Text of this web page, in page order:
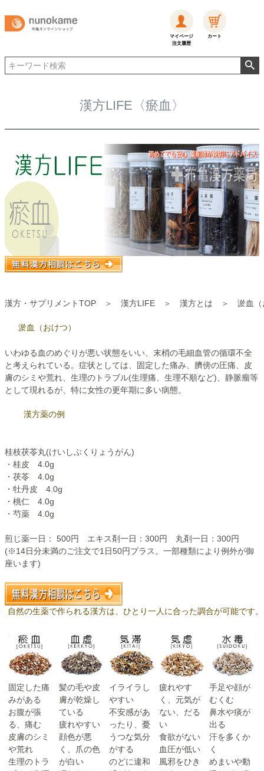
マイページ
注文履歴
カート
漢方LIFE〈瘀血〉
漢方・サプリメントTOP ＞ 漢方LIFE ＞ 漢方とは ＞ 淤血
淤血（おけつ）
いわゆる血のめぐりが悪い状態をいい、末梢の毛細血管の循環不全
と考えられている。症状としては、固定した痛み、臍傍の圧痛、皮
膚のシミや荒れ、生理のトラブル(生理痛、生理不順など)、静脈瘤等
として現れるが、特に女性の更年期に多い病態。
漢方薬の例
桂枝茯苓丸(けいしぶくりょうがん)
・桂皮 4.0g
・茯苓 4.0g
・牡丹皮 4.0g
・桃仁 4.0g
・芍薬 4.0g
煎じ薬一日： 500円 エキス剤一日： 300円 丸剤一日： 300円
(※14日分未満のご注文で1日50円プラス。一部種類により例外が御
座います)
自然の生薬で作られる漢方は、ひとり一人に合った調合が可能です。
固定した痛
みがある
お腹が張
る、痛む
皮膚のシミ
や荒れ
生理のトラ
髪の毛や皮
膚が乾燥し
ている
疲れやすい
顔色が悪
く、爪の色
が白い
イライラし
やすい
不安感があ
ったり、憂
うつな気分
がする
のどに違和
疲れやす
く、元気が
ない、だる
い
食欲がない
血圧が低い
風邪をひき
手足や顔が
むくむ
鼻水や痰が
出る
汗を多くか
く
めまいや動